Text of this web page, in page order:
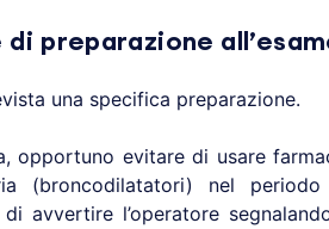
di preparazione
una specifica preparazione.
opportuno evitare di usare
(broncodilatatori) nel
di avvertire l’operatore